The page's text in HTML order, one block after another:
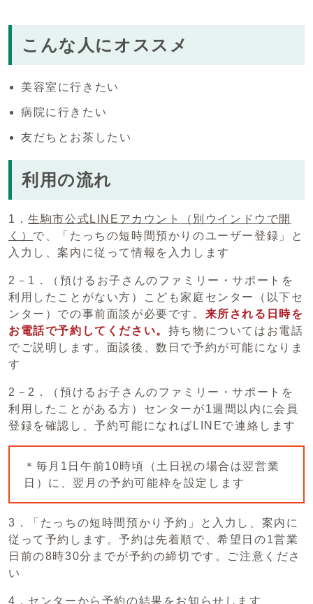
こんな人にオススメ
美容室に行きたい
病院に行きたい
友だちとお茶したい
利用の流れ
1．生駒市公式LINEアカウント
（別ウインドウで開
く） で、「たっちの短時間預かりのユーザー登録」と
入力し、案内に従って情報を入力します
2－1．（預けるお子さんのファミリー・サポートを
利用したことがない方）こども家庭センター（以下セ
ンター）での事前面談が必要です。 来所される日時を
お電話で予約してください。 持ち物についてはお電話
でご説明します。面談後、数日で予約が可能になりま
す
2－2．（預けるお子さんのファミリー・サポートを
利用したことがある方）センターが1週間以内に会員
登録を確認し、予約可能になればLINEで連絡します
＊毎月1日午前10時頃（土日祝の場合は翌営業
日）に、翌月の予約可能枠を設定します
3．「たっちの短時間預かり予約」と入力し、案内に
従って予約します。予約は先着順で、希望日の1営業
日前の8時30分までが予約の締切です。ご注意くださ
い
4．センターから予約の結果をお知らせします